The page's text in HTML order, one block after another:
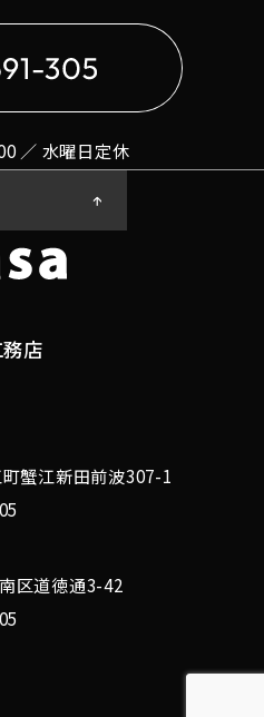
／ 水曜日定休
店
蟹江新田前波307-1
区道徳通3-42